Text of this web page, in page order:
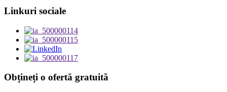
Linkuri sociale
Obțineți o ofertă gratuită